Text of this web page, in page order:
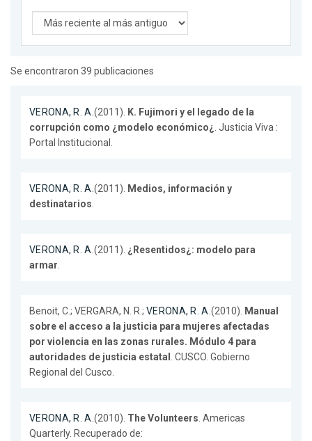
Se encontraron 39 publicaciones
VERONA, R. A.(2011). K. Fujimori y el legado de la
corrupción como ¿modelo económico¿ . Justicia Viva :
Portal Institucional.
VERONA, R. A.(2011). Medios, información y
destinatarios.
VERONA, R. A.(2011). ¿Resentidos¿: modelo para
armar.
Benoit, C.; VERGARA, N. R.; VERONA, R. A.(2010). Manual
sobre el acceso a la justicia para mujeres afectadas
por violencia en las zonas rurales. Módulo 4 para
autoridades de justicia estatal . CUSCO. Gobierno
Regional del Cusco.
VERONA, R. A.(2010). The Volunteers. Americas
Quarterly. Recuperado de: